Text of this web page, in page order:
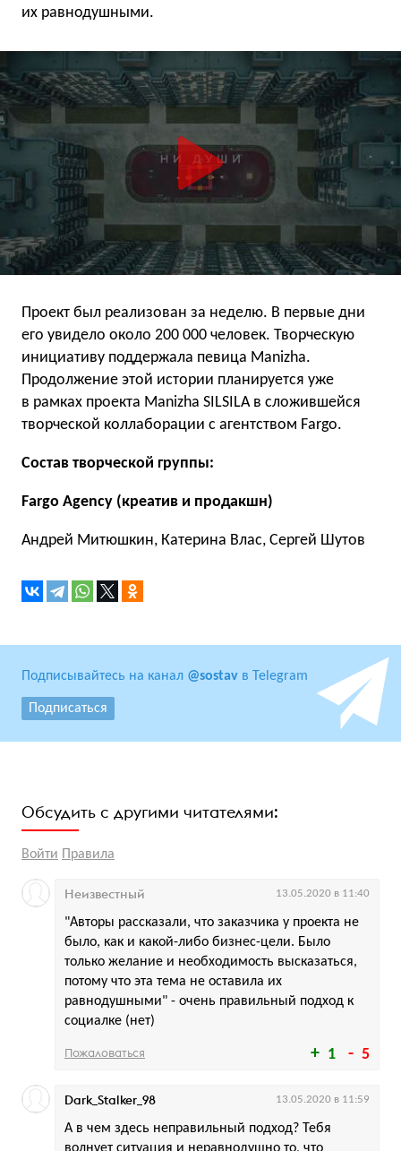
их равнодушными.
Проект был реализован за неделю. В первые дни
его увидело около 200 000 человек. Творческую
инициативу поддержала певица Manizha.
Продолжение этой истории планируется уже
в рамках проекта Manizha SILSILA в сложившейся
творческой коллаборации с агентством Fargo.
Состав творческой группы:
Fargo Agency (креатив и продакшн)
Андрей Митюшкин, Катерина Влас, Сергей Шутов
Подписывайтесь на канал @sostav в Telegram
Подписаться
Обсудить с другими читателями:
Войти Правила
1 5
"Авторы рассказали, что заказчика у проекта не
было, как и какой-либо бизнес-цели. Было
только желание и необходимость высказаться,
потому что эта тема не оставила их
равнодушными" - очень правильный подход к
социалке (нет)
Неизвестный 13.05.2020 в 11:40
Пожаловаться
А в чем здесь неправильный подход? Тебя
Dark_Stalker_98 13.05.2020 в 11:59